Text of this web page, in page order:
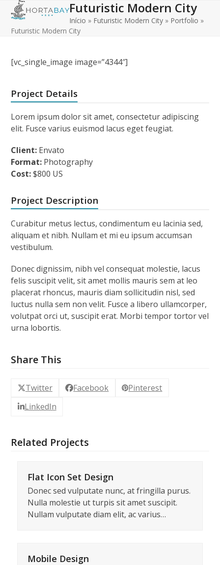
Skip
content
Open
mobile
Close
mobile
Futuristic Modern City
Início » Futuristic Modern City» Portfolio »
Futuristic Modern City
[vc_single_image image=”4344″]
Project Details
Lorem ipsum dolor sit amet, consectetur adipiscing
elit. Fusce varius euismod lacus eget feugiat.
Client: Envato
Format: Photography
Cost:$800 US
Project Description
Curabitur metus lectus, condimentum eu lacinia sed,
aliquam et nibh. Nullam et mi eu ipsum accumsan
vestibulum.
Donec dignissim, nibh vel consequat molestie, lacus
felis suscipit velit, sit amet mollis mauris sem at leo
placerat rhoncus, mauris diam sollicitudin nisl, sed
luctus nulla sem non velit. Fusce a libero ullamcorper,
volutpat orci ut, suscipit erat. Morbi tempor tortor vel
urna lobortis.
Share This
Twitter Facebook
Pinterest
LinkedIn
Related Projects
Flat Icon Set Design
Donec sed vulputate nunc, at fringilla purus.
Nulla molestie ut turpis sit amet suscipit.
Nullam vulputate diam elit, ac varius…
Mobile Design